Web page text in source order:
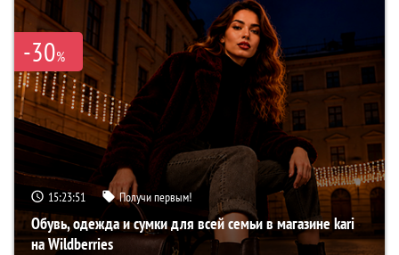
-30%
15:23:50 Получи первым!
Обувь, одежда и сумки для всей семьи в магазине kari
на Wildberries